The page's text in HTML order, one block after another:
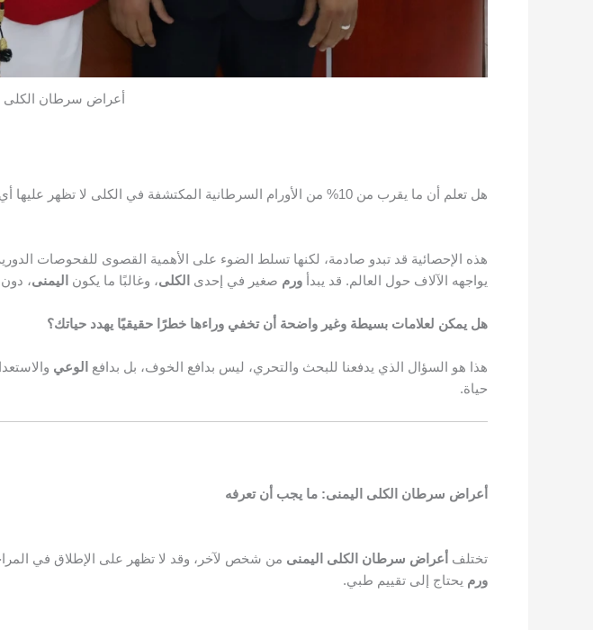
أعراض سرطان الكلى
هل تعلم أن ما يقرب من 10% من الأورام السرطانية المكتشفة في الكلى لا تظهر عليها أي أعراض في المراحل المبكرة؟
هذه الإحصائية قد تبدو صادمة، لكنها تسلط الضوء على الأهمية القصوى للفحوصات
يواجهه الآلاف حول العالم. قد يبدأ ورم صغير في إحدى الكلى، وغالبًا ما يكون اليمنى،
هل يمكن لعلامات بسيطة وغير واضحة أن تخفي وراءها خطرًا حقيقيًا يهدد حياتك؟
هذا هو السؤال الذي يدفعنا للبحث والتحري، ليس بدافع الخوف، بل بدافع الوعي
حياة.
أعراض سرطان الكلى اليمنى: ما يجب أن تعرفه
تختلف أعراض سرطان الكلى اليمنى من شخص لآخر، وقد لا تظهر على الإطلاق في
ورم يحتاج إلى تقييم طبي.